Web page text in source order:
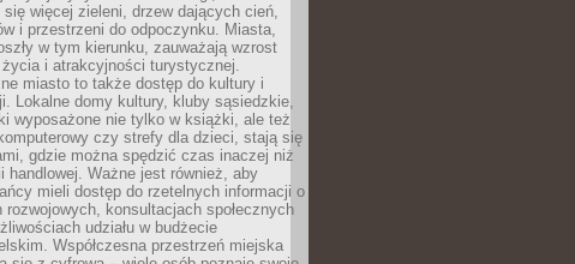
się więcej zieleni, drzew dających cień,
i przestrzeni do odpoczynku. Miasta,
w tym kierunku, zauważają wzrost
i atrakcyjności turystycznej.
miasto to także dostęp do kultury i
Lokalne domy kultury, kluby sąsiedzkie,
wyposażone nie tylko w książki, ale też
czy strefy dla dzieci, stają się
gdzie można spędzić czas inaczej niż
handlowej. Ważne jest również, aby
mieli dostęp do rzetelnych informacji o
rozwojowych, konsultacjach społecznych
udziału w budżecie
Współczesna przestrzeń miejska